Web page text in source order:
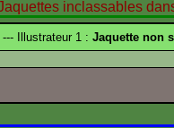
--- Illustrateur 1 : Jaquette non